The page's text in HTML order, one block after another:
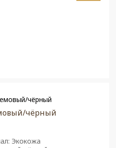
чёрный
Экокожа